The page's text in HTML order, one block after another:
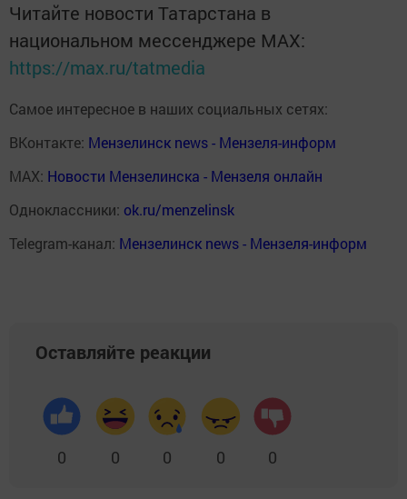
Читайте новости Татарстана в
национальном мессенджере MАХ:
https://max.ru/tatmedia
Самое интересное в наших социальных сетях:
ВКонтакте: Мензелинск news - Мензеля-информ
MAX: Новости Мензелинска - Мензеля онлайн
Одноклассники: ok.ru/menzelinsk
Telegram-канал: Мензелинск news - Мензеля-информ
Оставляйте реакции
0 0 0 0 0